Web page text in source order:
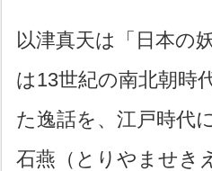
以津真天は「日本の
は13世紀の南北朝時
た逸話を、江戸時代
石燕（とりやませき